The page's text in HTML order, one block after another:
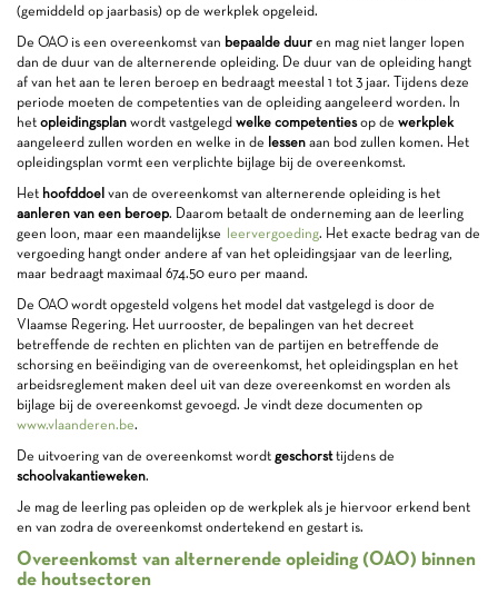
(gemiddeld op jaarbasis) op de werkplek opgeleid.
De OAO is een overeenkomst van bepaalde duur en mag niet langer lopen
dan de duur van de alternerende opleiding. De duur van de opleiding hangt
af van het aan te leren beroep en bedraagt meestal 1 tot 3 jaar. Tijdens deze
periode moeten de competenties van de opleiding aangeleerd worden. In
het opleidingsplan wordt vastgelegd welke competentiesop de werkplek
aangeleerd zullen worden en welke in de lessen aan bod zullen komen. Het
opleidingsplan vormt een verplichte bijlage bij de overeenkomst.
Het hoofddoel van de overeenkomst van alternerende opleiding is het
aanleren van een beroep. Daarom betaalt de onderneming aan de leerling
geen loon, maar een maandelijkse leervergoeding. Het exacte bedrag van de
vergoeding hangt onder andere af van het opleidingsjaar van de leerling,
maar bedraagt maximaal 674.50 euro per maand.
De OAO wordt opgesteld volgens het model dat vastgelegd is door de
Vlaamse Regering. Het uurrooster, de bepalingen van het decreet
betreffende de rechten en plichten van de partijen en betreffende de
schorsing en beëindiging van de overeenkomst, het opleidingsplan en het
arbeidsreglement maken deel uit van deze overeenkomst en worden als
bijlage bij de overeenkomst gevoegd. Je vindt deze documenten op
www.vlaanderen.be.
De uitvoering van de overeenkomst wordt geschorsttijdens de
schoolvakantieweken.
Je mag de leerling pas opleiden op de werkplek als je hiervoor erkend bent
en van zodra de overeenkomst ondertekend en gestart is.
Overeenkomst van alternerende opleiding (OAO) binnen
de houtsectoren